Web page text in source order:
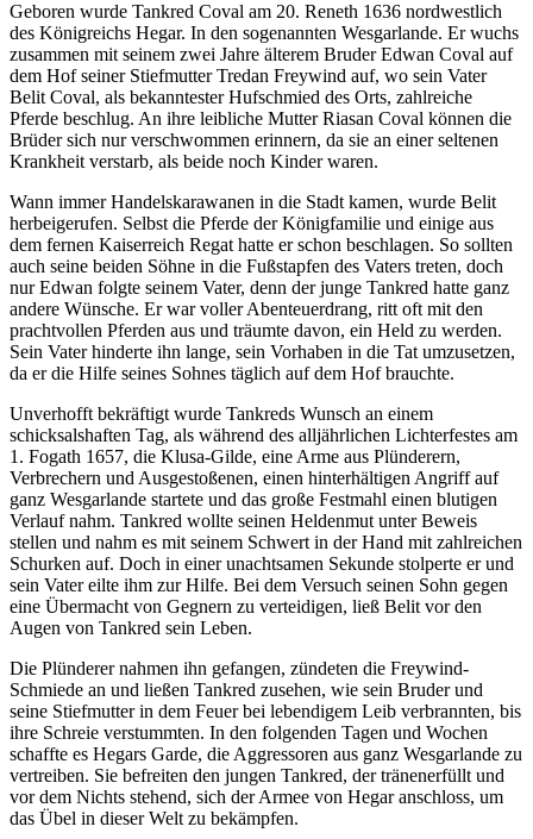
Geboren wurde Tankred Coval am 20. Reneth 1636 nordwestlich
des Königreichs Hegar. In den sogenannten Wesgarlande. Er wuchs
zusammen mit seinem zwei Jahre älterem Bruder Edwan Coval auf
dem Hof seiner Stiefmutter Tredan Freywind auf, wo sein Vater
Belit Coval, als bekanntester Hufschmied des Orts, zahlreiche
Pferde beschlug. An ihre leibliche Mutter Riasan Coval können die
Brüder sich nur verschwommen erinnern, da sie an einer seltenen
Krankheit verstarb, als beide noch Kinder waren.
Wann immer Handelskarawanen in die Stadt kamen, wurde Belit
herbeigerufen. Selbst die Pferde der Königfamilie und einige aus
dem fernen Kaiserreich Regat hatte er schon beschlagen. So sollten
auch seine beiden Söhne in die Fußstapfen des Vaters treten, doch
nur Edwan folgte seinem Vater, denn der junge Tankred hatte ganz
andere Wünsche. Er war voller Abenteuerdrang, ritt oft mit den
prachtvollen Pferden aus und träumte davon, ein Held zu werden.
Sein Vater hinderte ihn lange, sein Vorhaben in die Tat umzusetzen,
da er die Hilfe seines Sohnes täglich auf dem Hof brauchte.
Unverhofft bekräftigt wurde Tankreds Wunsch an einem
schicksalshaften Tag, als während des alljährlichen Lichterfestes am
1. Fogath 1657, die Klusa-Gilde, eine Arme aus Plünderern,
Verbrechern und Ausgestoßenen, einen hinterhältigen Angriff auf
ganz Wesgarlande startete und das große Festmahl einen blutigen
Verlauf nahm. Tankred wollte seinen Heldenmut unter Beweis
stellen und nahm es mit seinem Schwert in der Hand mit zahlreichen
Schurken auf. Doch in einer unachtsamen Sekunde stolperte er und
sein Vater eilte ihm zur Hilfe. Bei dem Versuch seinen Sohn gegen
eine Übermacht von Gegnern zu verteidigen, ließ Belit vor den
Augen von Tankred sein Leben.
Die Plünderer nahmen ihn gefangen, zündeten die Freywind-
Schmiede an und ließen Tankred zusehen, wie sein Bruder und
seine Stiefmutter in dem Feuer bei lebendigem Leib verbrannten, bis
ihre Schreie verstummten. In den folgenden Tagen und Wochen
schaffte es Hegars Garde, die Aggressoren aus ganz Wesgarlande zu
vertreiben. Sie befreiten den jungen Tankred, der tränenerfüllt und
vor dem Nichts stehend, sich der Armee von Hegar anschloss, um
das Übel in dieser Welt zu bekämpfen.